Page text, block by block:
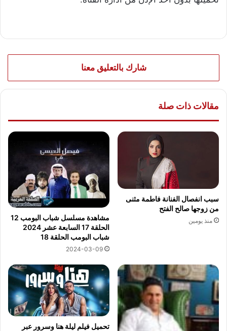
شارك بالتعليق معنا
مقالات ذات صلة
سبب انفصال الفنانة فاطمة مثنى
من زوجها صالح الفتح
منذ يومين
مشاهدة مسلسل شباب البومب 12
الحلقة 17 السابعة عشر 2024
شباب البومب الحلقة 18
2024-03-09
تحميل فيلم ليلة هنا وسرور عبر